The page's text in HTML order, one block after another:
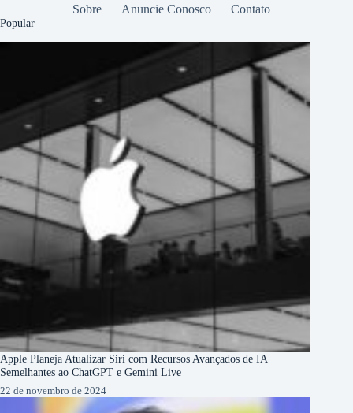
Sobre Anuncie Conosco Contato
Popular
Apple Planeja Atualizar Siri com Recursos Avançados de IA
Semelhantes ao ChatGPT e Gemini Live
22 de novembro de 2024